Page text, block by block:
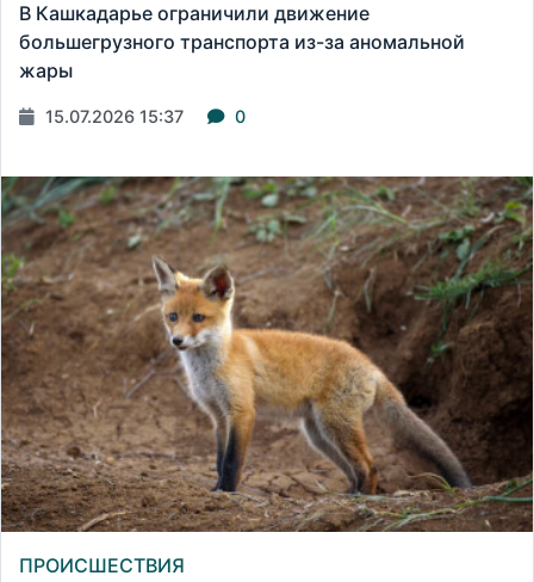
В Кашкадарье ограничили движение
большегрузного транспорта из-за аномальной
жары
15.07.2026 15:37 0
ПРОИСШЕСТВИЯ